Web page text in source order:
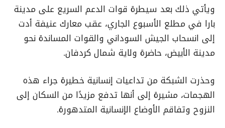
ويأتي ذلك بعد سيطرة قوات الدعم السريع على مدينة
بارا في مطلع الأسبوع الجاري، عقب معارك عنيفة أدت
إلى انسحاب الجيش السوداني والقوات المساندة نحو
مدينة الأبيض، حاضرة ولاية شمال كردفان.
وحذرت الشبكة من تداعيات إنسانية خطيرة جراء هذه
الهجمات، مشيرة إلى أنها تدفع مزيدًا من السكان إلى
النزوح وتفاقم الأوضاع الإنسانية المتدهورة.